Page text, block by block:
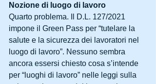
Nozione di luogo di lavoro
Quarto problema. Il D.L. 127/2021
impone il Green Pass per “tutelare la
salute e la sicurezza dei lavoratori nel
luogo di lavoro”. Nessuno sembra
ancora essersi chiesto cosa s’intende
per “luoghi di lavoro” nelle leggi sulla